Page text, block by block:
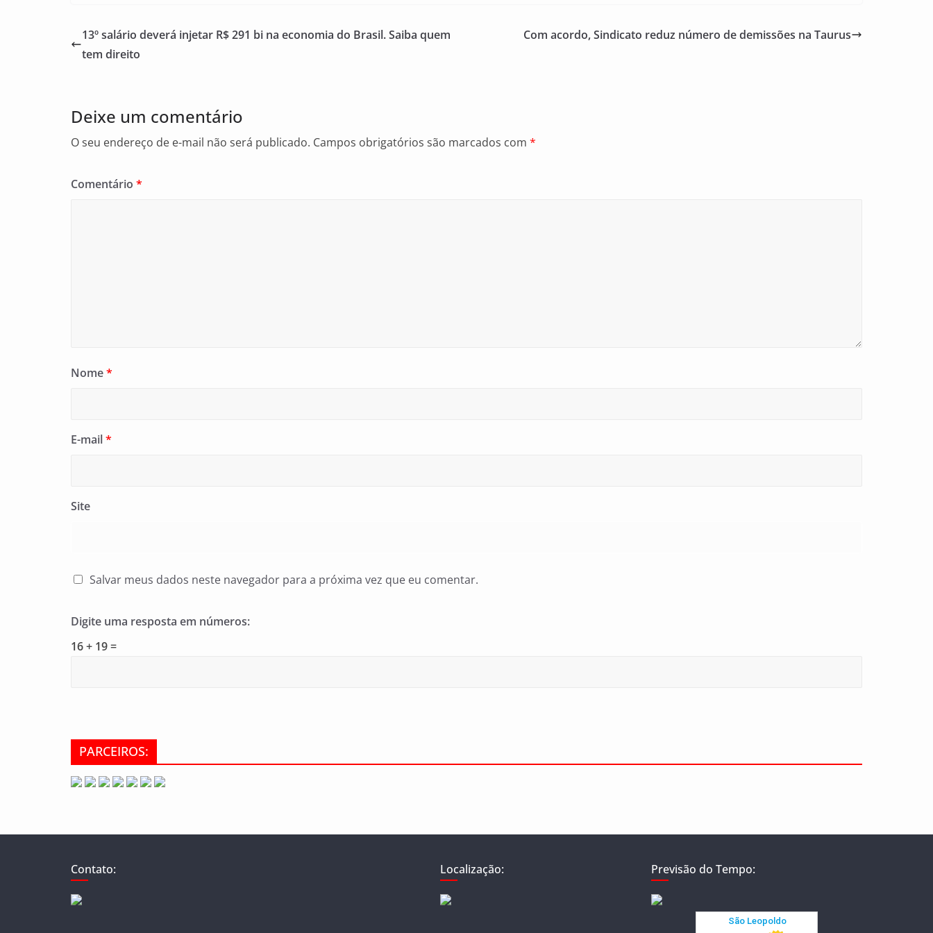
e
b
k
l e
13º salário deverá injetar R$ 291 bi na economia do Brasil. Saiba quem
tem direito
Com acordo, Sindicato reduz número de demissões na Taurus
Deixe um comentário
O seu endereço de e-mail não será publicado. Campos obrigatórios são marcados com *
Comentário *
Nome*
E-mail*
Site
Salvar meus dados neste navegador para a próxima vez que eu comentar.
Digite uma resposta em números:
16 + 19 =
PARCEIROS:
Contato: Localização: Previsão do Tempo: